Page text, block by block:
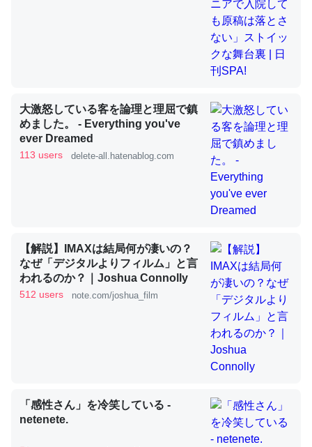
論文では「淡水はカルシウムも酸素も不足してて両方に不
利だから両方が拮抗してるのでは」とあって面白い。海に
いる鋏角類（カブトガニ・ウミグモ）はカルシウムを使わ
─ニュース :: 【研究発表】昆虫学の大問題＝「昆虫はなぜ海にいな
いのか」に関する新仮説
これを元に考えるとカルシウムを大量に使う脊椎動物と貝
─ニュース :: 【研究発表】昆虫学の大問題＝「昆虫はなぜ海にいな
いのか」に関する新仮説
ちぼちRingも置こうかと画策中。あと、Googleマップで
これ見て生きてるなって分かる。
─たまにLINEするくらいだった遠方の父67歳と僕。ITツール導入で
コミュニケーションが劇的に変化した｜tayorini by LIFULL介護
大激怒している客を論理と理屈で鎮
めました。 - Everything you've
ever Dreamed
113 users delete-all.hatenablog.com
【解説】IMAXは結局何が凄いの？
なぜ「デジタルよりフィルム」と言
われるのか？｜Joshua Connolly
512 users note.com/joshua_film
「感性さん」を冷笑している -
netenete.